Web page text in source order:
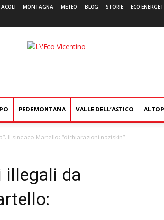
MONTAGNA METEO BLOG STORIE ECO
L'Eco
PEDEMONTANA VALLE DELL’ASTICO
Il sindaco Martello: “dichiarazioni naziskin”
illegali da